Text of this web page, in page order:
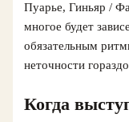
Пуарье, Гиньяр /
многое будет
обязательным
неточности
Когда